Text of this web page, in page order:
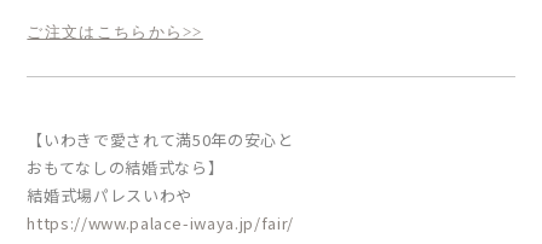
ご注文はこちらから>>
【いわきで愛されて満50年の安心と
おもてなしの結婚式なら】
結婚式場パレスいわや
https://www.palace-iwaya.jp/fair/